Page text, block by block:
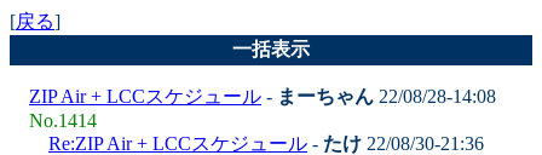
[戻る]
一括表示
ZIP Air + LCCスケジュール - まーちゃん 22/08/28-14:08
No.1414
Re:ZIP Air + LCCスケジュール - たけ 22/08/30-21:36